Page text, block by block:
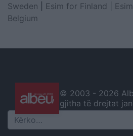
Sweden
Esim for Finland
Belgium
© 2003 - 2026
gjitha të drejtat
Search